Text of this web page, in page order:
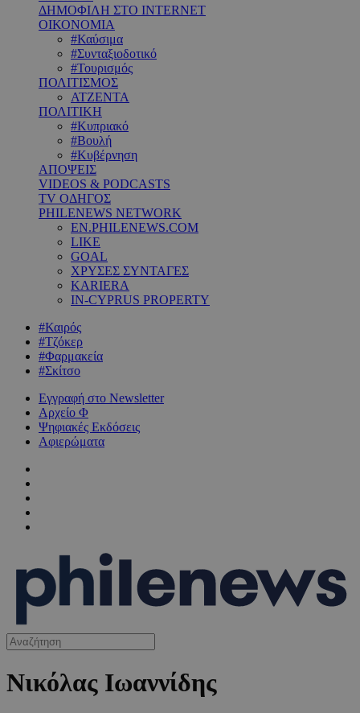
ΔΗΜΟΦΙΛΗ ΣΤΟ INTERNET
ΟΙΚΟΝΟΜΙΑ
#Καύσιμα
#Συνταξιοδοτικό
#Τουρισμός
ΠΟΛΙΤΙΣΜΟΣ
ΑΤΖΕΝΤΑ
ΠΟΛΙΤΙΚΗ
#Κυπριακό
#Βουλή
#Κυβέρνηση
ΑΠΟΨΕΙΣ
VIDEOS & PODCASTS
TV ΟΔΗΓΟΣ
PHILENEWS NETWORK
EN.PHILENEWS.COM
LIKE
GOAL
ΧΡΥΣΕΣ ΣΥΝΤΑΓΕΣ
KARIERA
IN-CYPRUS PROPERTY
#Καιρός
#Τζόκερ
#Φαρμακεία
#Σκίτσο
Εγγραφή στο Newsletter
Αρχείο Φ
Ψηφιακές Εκδόσεις
Αφιερώματα
Νικόλας Ιωαννίδης